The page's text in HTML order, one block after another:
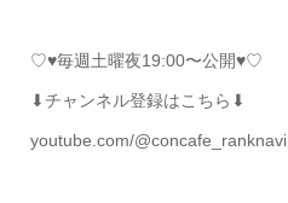
♡♥毎週土曜夜19:00〜公開♥♡
⬇チャンネル登録はこちら⬇
youtube.com/@concafe_ranknavi